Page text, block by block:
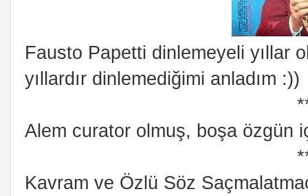
Fausto Papetti dinlemeyeli yıllar
yıllardır dinlemediğimi anladım :))
Alem curator olmuş, boşa özgün
Kavram ve Özlü Söz